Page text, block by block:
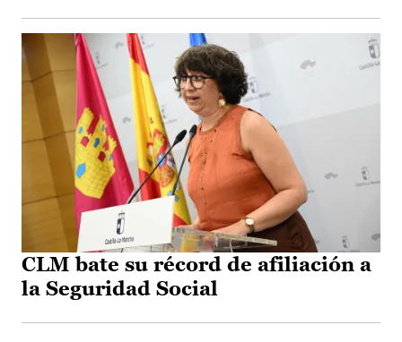
CLM bate su récord de afiliación a
la Seguridad Social